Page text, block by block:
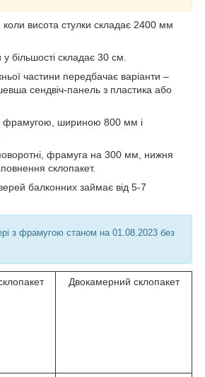
коли висота стулки складає 2400 мм
більшості складає 30 см.
частини передбачає варіанти –
сендвіч-панель з пластика або
з фрамугою, шириною 800 мм і
фрамуга на 300 мм, нижня
склопакет.
балконних займає від 5-7
з фрамугою станом на 01.08.2023 без
Двокамерний склопакет